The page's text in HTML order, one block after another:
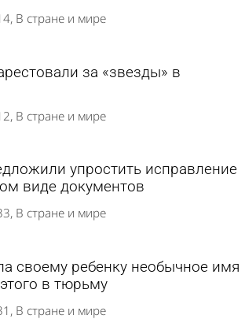
В стране и мире
за «звезды» в
В стране и мире
упростить исправление
виде документов
В стране и мире
своему ребенку необычное имя
в тюрьму
В стране и мире